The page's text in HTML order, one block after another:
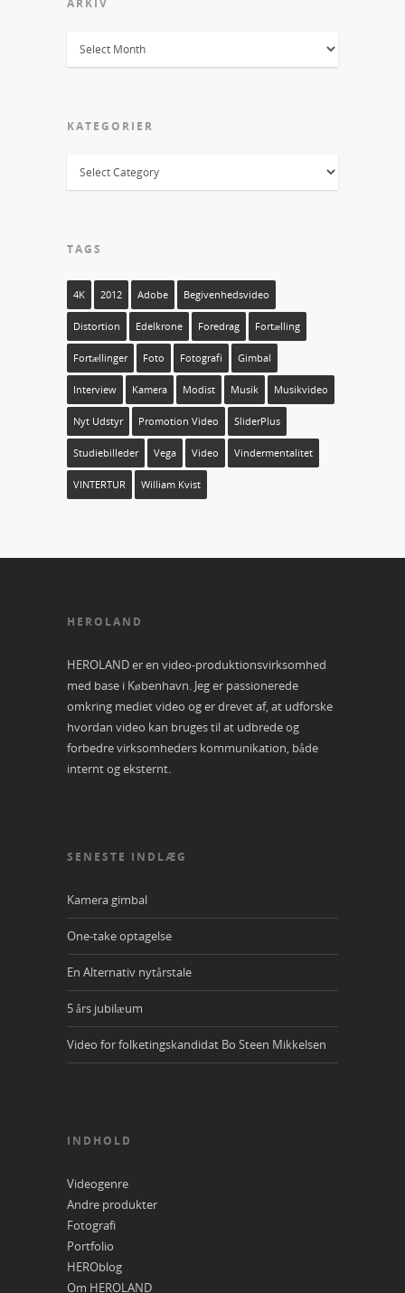
KATEGORIER
TAGS
4K 2012 Adobe Begivenhedsvideo
Distortion Edelkrone Foredrag Fortælling
Fortællinger Foto Fotografi Gimbal
Interview Kamera Modist Musik Musikvideo
Nyt Udstyr Promotion Video SliderPlus
Studiebilleder Vega Video Vindermentalitet
VINTERTUR William Kvist
HEROLAND
HEROLAND er en video-produktionsvirksomhed
med base i København. Jeg er passionerede
omkring mediet video og er drevet af, at udforske
hvordan video kan bruges til at udbrede og
forbedre virksomheders kommunikation, både
internt og eksternt.
SENESTE INDLÆG
Kamera gimbal
One-take optagelse
En Alternativ nytårstale
5 års jubilæum
Video for folketingskandidat Bo Steen Mikkelsen
INDHOLD
Videogenre
Andre produkter
Fotografi
Portfolio
HEROblog
Om HEROLAND